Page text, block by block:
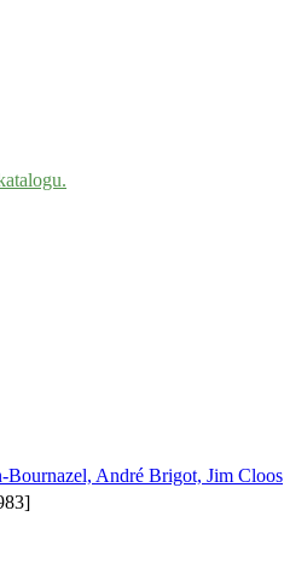
Bournazel, André Brigot, Jim Cloos